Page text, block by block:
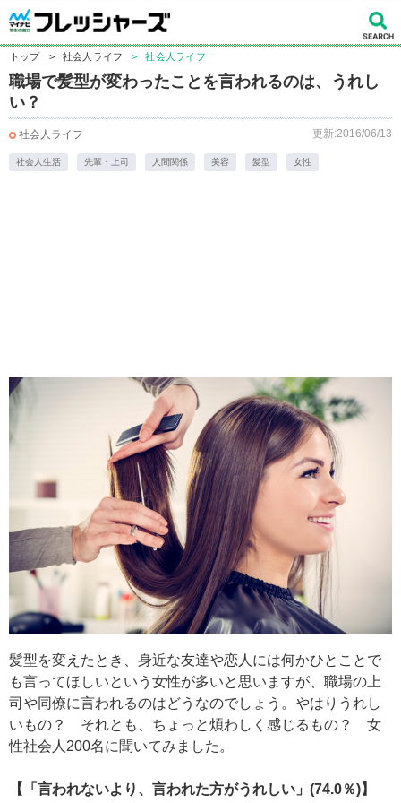
トップ > 社会人ライフ > 社会人ライフ
職場で髪型が変わったことを言われるのは、うれし
い？
社会人ライフ 更新:2016/06/13
社会人生活 先輩・上司 人間関係 美容 髪型 女性
髪型を変えたとき、身近な友達や恋人には何かひとことで
も言ってほしいという女性が多いと思いますが、職場の上
司や同僚に言われるのはどうなのでしょう。やはりうれし
いもの？ それとも、ちょっと煩わしく感じるもの？ 女
性社会人200名に聞いてみました。
【「言われないより、言われた方がうれしい」(74.0％)】